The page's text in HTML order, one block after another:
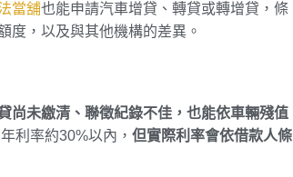
當舖也能申請汽車增貸、轉貸或轉增貸，條
度，以及與其他機構的差異。
尚未繳清、聯徵紀錄不佳，也能依車輛殘值
利率約30%以內， 但實際利率會依借款人條